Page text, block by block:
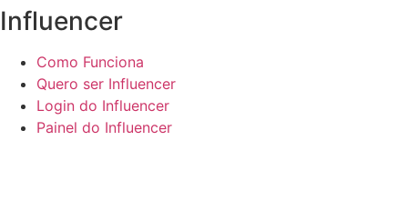
Influencer
Como Funciona
Quero ser Influencer
Login do Influencer
Painel do Influencer